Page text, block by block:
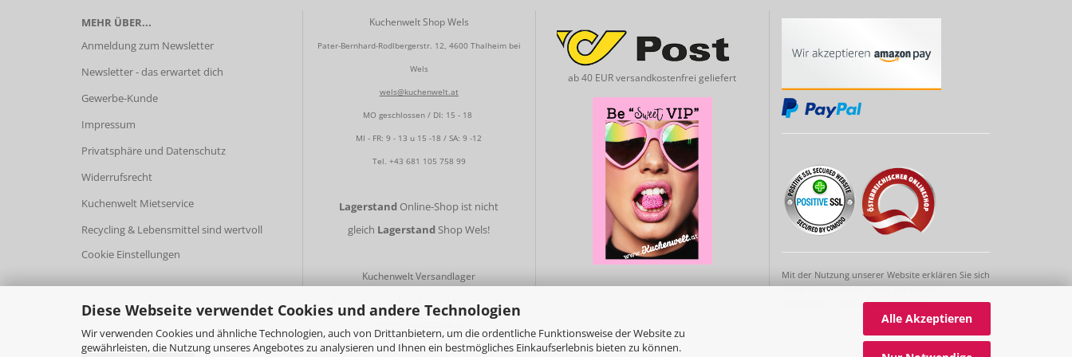
Diese Webseite verwendet Cookies und andere Technologien
Wir verwenden Cookies und ähnliche Technologien, auch von Drittanbietern, um die ordentliche Funktionsweise der Website zu
gewährleisten, die Nutzung unseres Angebotes zu analysieren und Ihnen ein bestmögliches Einkaufserlebnis bieten zu können.
Alle Akzeptieren
MEHR ÜBER...
Anmeldung zum Newsletter
Newsletter - das erwartet dich
Gewerbe-Kunde
Impressum
Privatsphäre und Datenschutz
Widerrufsrecht
Kuchenwelt Mietservice
Recycling & Lebensmittel sind wertvoll
Cookie Einstellungen
Kuchenwelt Shop Wels
Pater-Bernhard-Rodlbergerstr. 12, 4600 Thalheim bei
Wels
wels@kuchenwelt.at
MO geschlossen / DI: 15 - 18
MI - FR: 9 - 13 u 15 -18 / SA: 9 -12
Tel. +43 681 105 758 99
Lagerstand Online-Shop ist nicht
gleich Lagerstand Shop Wels!
Kuchenwelt Versandlager
MO - FR: 9 - 13
ab 40 EUR versandkostenfrei geliefert
Mit der Nutzung unserer Website erklären Sie sich
damit einverstanden, dass wir Cookies
Nähere Informationen